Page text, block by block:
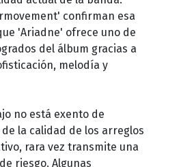
confirman esa
'Ariadne' ofrece uno de
del álbum gracias a
melodía y
no está exento de
la calidad de los arreglos
rara vez transmite una
riesgo. Algunas